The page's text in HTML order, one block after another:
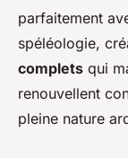
parfaitement
spéléologie,
complets qui
renouvellent
pleine nature